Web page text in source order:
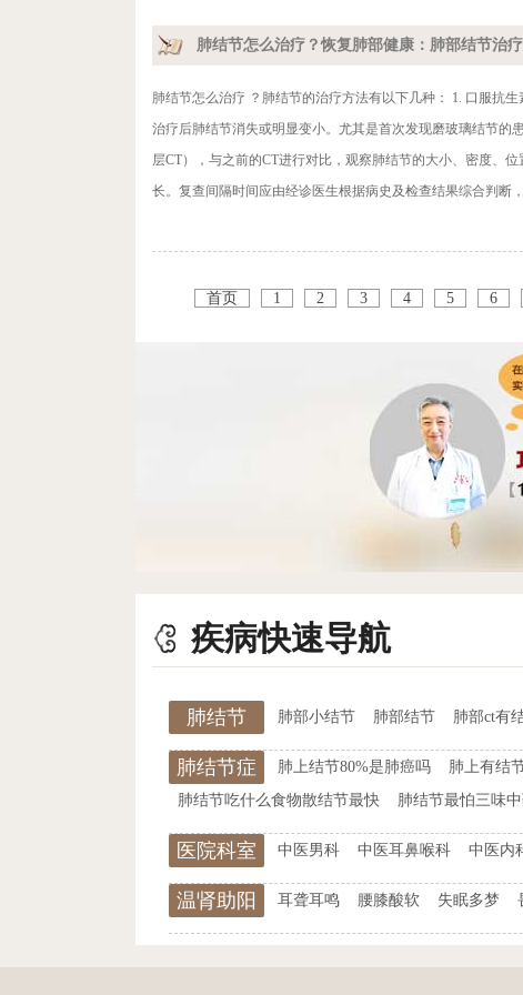
肺结节怎么治疗？恢复肺部健康：肺部结节治
肺结节怎么治疗 ？肺结节的治疗方法有以下几种： 1. 口服抗
治疗后肺结节消失或明显变小。尤其是首次发现磨玻璃结节的
层CT），与之前的CT进行对比，观察肺结节的大小、密度、
长。复查间隔时间应由经诊医生根据病史及检查结果综合判断
首页 1 2 3 4 5 6
疾病快速导航
肺结节 肺部小结节 肺部结节 肺部ct有
肺结节症
状
肺上结节80%是肺癌吗 肺上有结
肺结节吃什么食物散结节最快
肺结节最怕三味
医院科室 中医男科 中医耳鼻喉科 中医内
温肾助阳 耳聋耳鸣 腰膝酸软 失眠多梦